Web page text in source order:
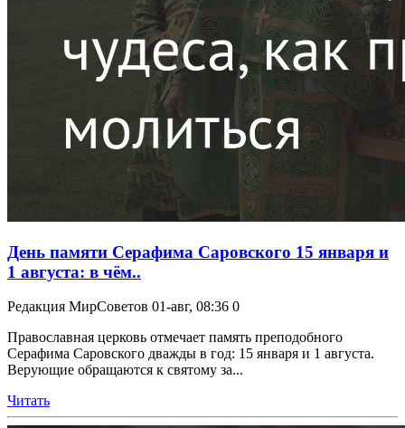
День памяти Серафима Саровского 15 января и
1 августа: в чём..
Редакция МирСоветов 01-авг, 08:36 0
Православная церковь отмечает память преподобного
Серафима Саровского дважды в год: 15 января и 1 августа.
Верующие обращаются к святому за...
Читать